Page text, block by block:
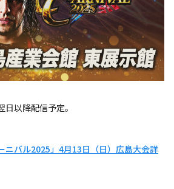
以降配信予定。
バル2025」4月13日（日）広島大会詳